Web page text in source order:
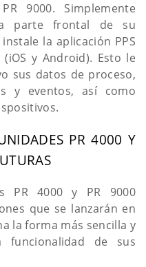
9000. Simplemente
parte frontal de su
la aplicación PPS
y Android). Esto le
sus datos de proceso,
y eventos, así como
PR 4000 Y
PR 4000 y PR 9000
que se lanzarán en
la forma más sencilla y
funcionalidad de sus